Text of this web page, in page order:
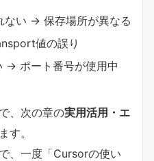
い → 保存場所が異なる
値の誤り
→ ポート番号が使用中
、次の章の実用活用・エ
す。
、一度「Cursorの使い